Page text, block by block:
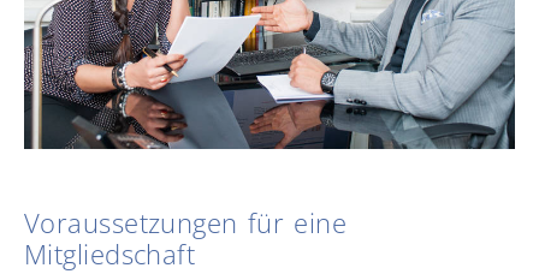
Voraussetzungen für eine
Mitgliedschaft